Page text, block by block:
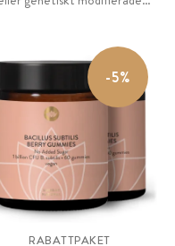
-5%
RABATTPAKET